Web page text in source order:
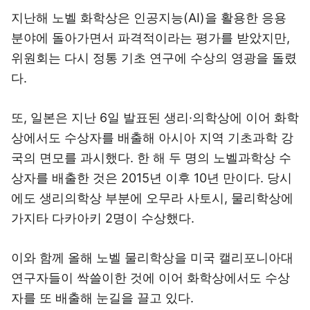
지난해 노벨 화학상은 인공지능(AI)을 활용한 응용
분야에 돌아가면서 파격적이라는 평가를 받았지만,
위원회는 다시 정통 기초 연구에 수상의 영광을 돌렸
다.
또, 일본은 지난 6일 발표된 생리·의학상에 이어 화학
상에서도 수상자를 배출해 아시아 지역 기초과학 강
국의 면모를 과시했다. 한 해 두 명의 노벨과학상 수
상자를 배출한 것은 2015년 이후 10년 만이다. 당시
에도 생리의학상 부분에 오무라 사토시, 물리학상에
가지타 다카아키 2명이 수상했다.
이와 함께 올해 노벨 물리학상을 미국 캘리포니아대
연구자들이 싹쓸이한 것에 이어 화학상에서도 수상
자를 또 배출해 눈길을 끌고 있다.